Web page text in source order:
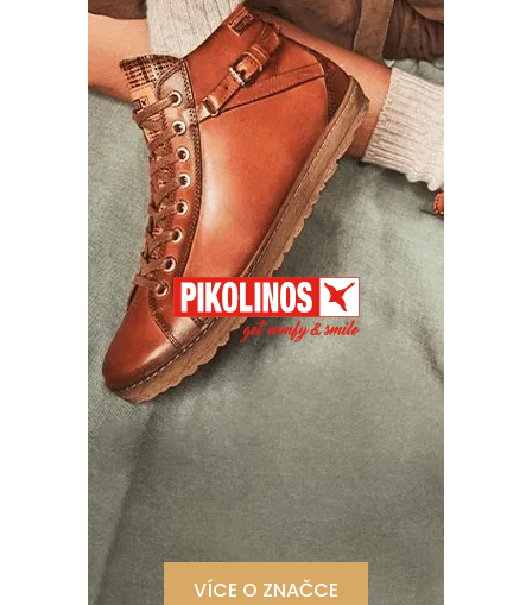
VÍCE O ZNAČCE